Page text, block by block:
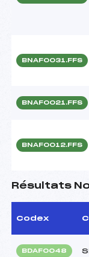
BNAF0031.FFS
BNAF0021.FFS
BNAF0012.FFS
Résultats
Codex
BDAF0048